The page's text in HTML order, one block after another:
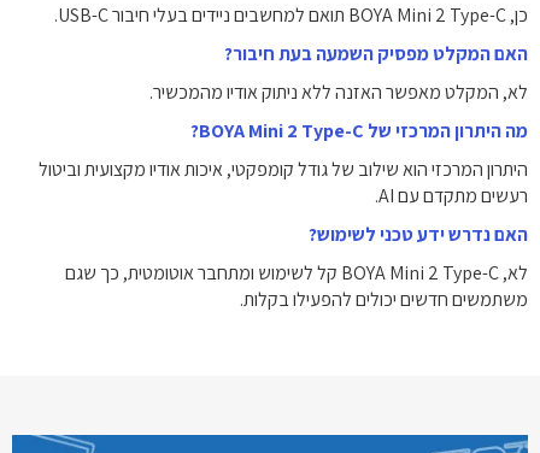
כן, BOYA Mini 2 Type-C תואם למחשבים ניידים בעלי חיבור USB-C.
האם המקלט מפסיק השמעה בעת חיבור?
לא, המקלט מאפשר האזנה ללא ניתוק אודיו מהמכשיר.
מה היתרון המרכזי של BOYA Mini 2 Type-C?
היתרון המרכזי הוא שילוב של גודל קומפקטי, איכות אודיו מקצועית וביטול
רעשים מתקדם עם AI.
האם נדרש ידע טכני לשימוש?
לא, BOYA Mini 2 Type-C קל לשימוש ומתחבר אוטומטית, כך שגם
משתמשים חדשים יכולים להפעילו בקלות.